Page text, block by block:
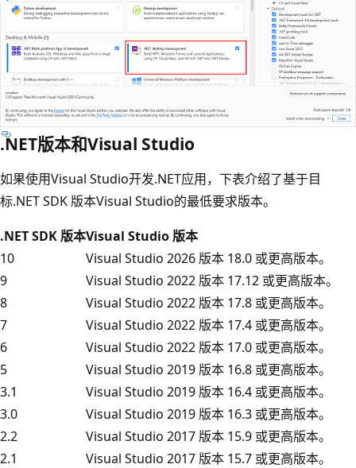
.NET版本和Visual Studio
如果使用Visual Studio开发.NET应用，下表介绍了基于目
标.NET SDK 版本Visual Studio的最低要求版本。
.NET SDK 版本Visual Studio 版本
10
Visual Studio 2026 版本 18.0 或更高版本。
9
Visual Studio 2022 版本 17.12 或更高版本。
8
Visual Studio 2022 版本 17.8 或更高版本。
7
Visual Studio 2022 版本 17.4 或更高版本。
6
Visual Studio 2022 版本 17.0 或更高版本。
5
Visual Studio 2019 版本 16.8 或更高版本。
3.1
Visual Studio 2019 版本 16.4 或更高版本。
3.0
Visual Studio 2019 版本 16.3 或更高版本。
2.2
Visual Studio 2017 版本 15.9 或更高版本。
2.1
Visual Studio 2017 版本 15.7 或更高版本。